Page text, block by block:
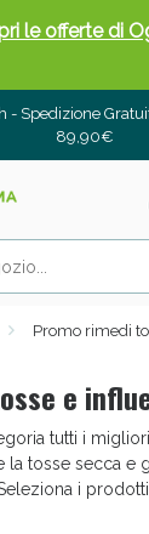
- Spedizione
89,90€
Promo rimedi
e
tutti i
la tosse secca e
i
sciroppi,
Piatta: Sconti
oggi
50%!